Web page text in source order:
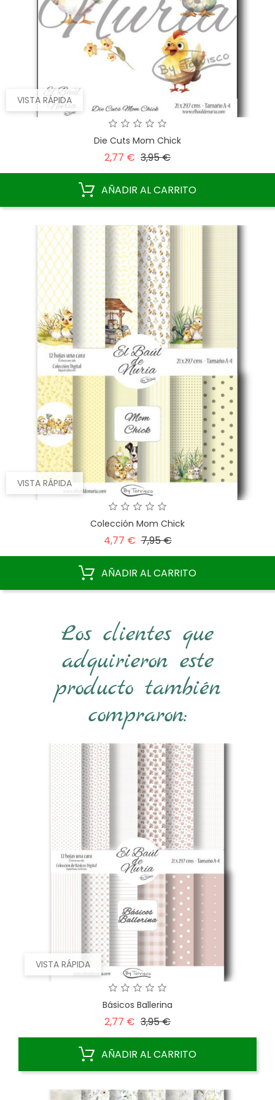
VISTA RÁPIDA
Die Cuts Mom Chick
2,77 € Precio
3,95 €Precio
AÑADIR AL CARRITO
VISTA RÁPIDA
Colección Mom Chick
4,77 € Precio
7,95 €Precio
AÑADIR AL CARRITO
Los clientes que
adquirieron este
producto también
compraron:
VISTA RÁPIDA
Básicos Ballerina
2,77 € Precio
3,95 €Precio
AÑADIR AL CARRITO